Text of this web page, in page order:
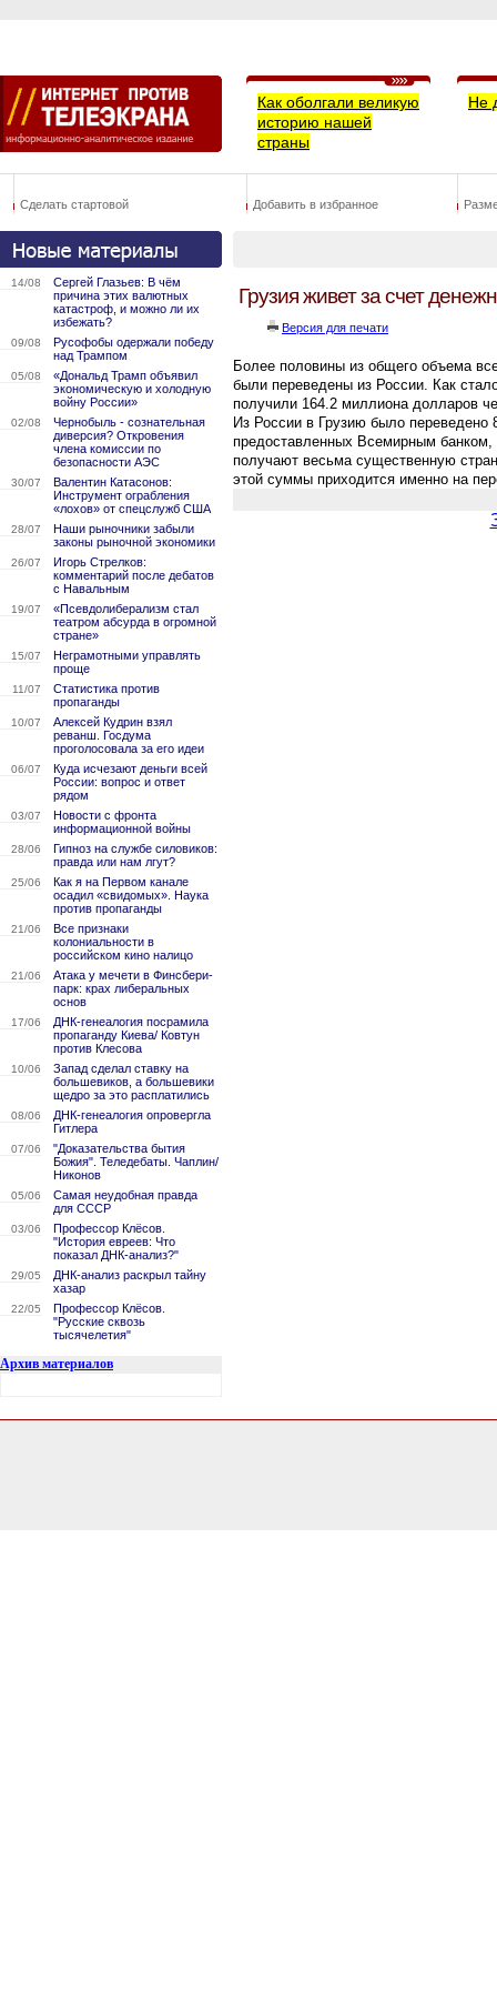
Как оболгали великую
историю нашей
страны
Не
Сделать стартовой Добавить в избранное
14/08
Сергей Глазьев: В чём
причина этих валютных
катастроф, и можно ли их
избежать?
09/08
Русофобы одержали победу
над Трампом
05/08
«Дональд Трамп объявил
экономическую и холодную
войну России»
02/08
Чернобыль - сознательная
диверсия? Откровения
члена комиссии по
безопасности АЭС
30/07
Валентин Катасонов:
Инструмент ограбления
«лохов» от спецслужб США
28/07
Наши рыночники забыли
законы рыночной экономики
26/07
Игорь Стрелков:
комментарий после дебатов
с Навальным
19/07
«Псевдолиберализм стал
театром абсурда в огромной
стране»
15/07
Неграмотными управлять
проще
11/07
Статистика против
пропаганды
10/07
Алексей Кудрин взял
реванш. Госдума
проголосовала за его идеи
06/07
Куда исчезают деньги всей
России: вопрос и ответ
рядом
03/07
Новости с фронта
информационной войны
28/06
Гипноз на службе силовиков:
правда или нам лгут?
25/06
Как я на Первом канале
осадил «свидомых». Наука
против пропаганды
21/06
Все признаки
колониальности в
российском кино налицо
21/06
Атака у мечети в Финсбери-
парк: крах либеральных
основ
17/06
ДНК-генеалогия посрамила
пропаганду Киева/ Ковтун
против Клесова
10/06
Запад сделал ставку на
большевиков, а большевики
щедро за это расплатились
08/06
ДНК-генеалогия опровергла
Гитлера
07/06
"Доказательства бытия
Божия". Теледебаты. Чаплин/
Никонов
05/06
Самая неудобная правда
для СССР
03/06
Профессор Клёсов.
"История евреев: Что
показал ДНК-анализ?"
29/05
ДНК-анализ раскрыл тайну
хазар
22/05
Профессор Клёсов.
"Русские сквозь
тысячелетия"
Архив материалов
Грузия живет за счет
Версия для печати
Более половины из общего объема
были переведены из России. Как
получили 164.2 миллиона долларов
Из России в Грузию было
предоставленных Всемирным
получают весьма существенную
этой суммы приходится именно на